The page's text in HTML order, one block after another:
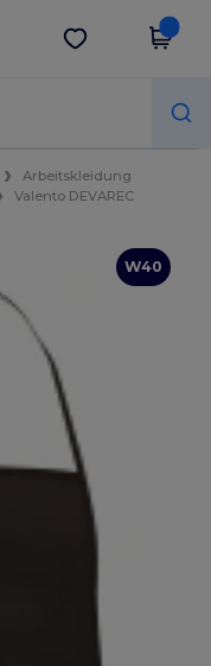
App holen
Arbeitskleidung
Valento DEVAREC
W40